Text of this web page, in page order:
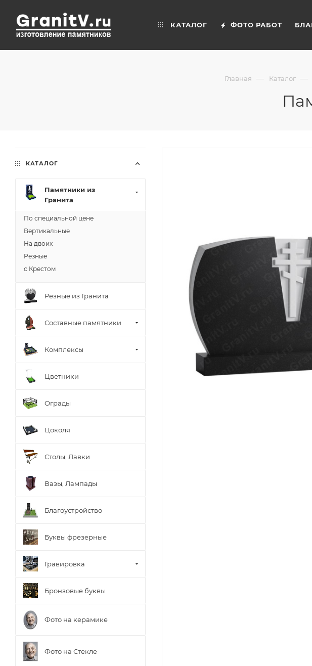
КАТАЛОГ ФОТО РАБОТ
Главная — Каталог —
КАТАЛОГ
Памятники из
Гранита
По специальной цене
Вертикальные
На двоих
Резные
с Крестом
Резные из Гранита
Составные памятники
Комплексы
Цветники
Ограды
Цоколя
Столы, Лавки
Вазы, Лампады
Благоустройство
Буквы фрезерные
Гравировка
Бронзовые буквы
Фото на керамике
Фото на Стекле